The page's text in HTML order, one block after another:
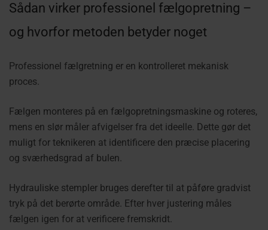
Sådan virker professionel fælgopretning –
og hvorfor metoden betyder noget
Professionel fælgretning er en kontrolleret mekanisk
proces.
Fælgen monteres på en fælgopretningsmaskine og roteres,
mens en slør måler afvigelser fra det ideelle. Dette gør det
muligt for teknikeren at identificere den præcise placering
og sværhedsgrad af bulen.
Hydrauliske stempler bruges derefter til at påføre gradvist
tryk på det berørte område. Efter hver justering måles
fælgen igen for at verificere fremskridt.